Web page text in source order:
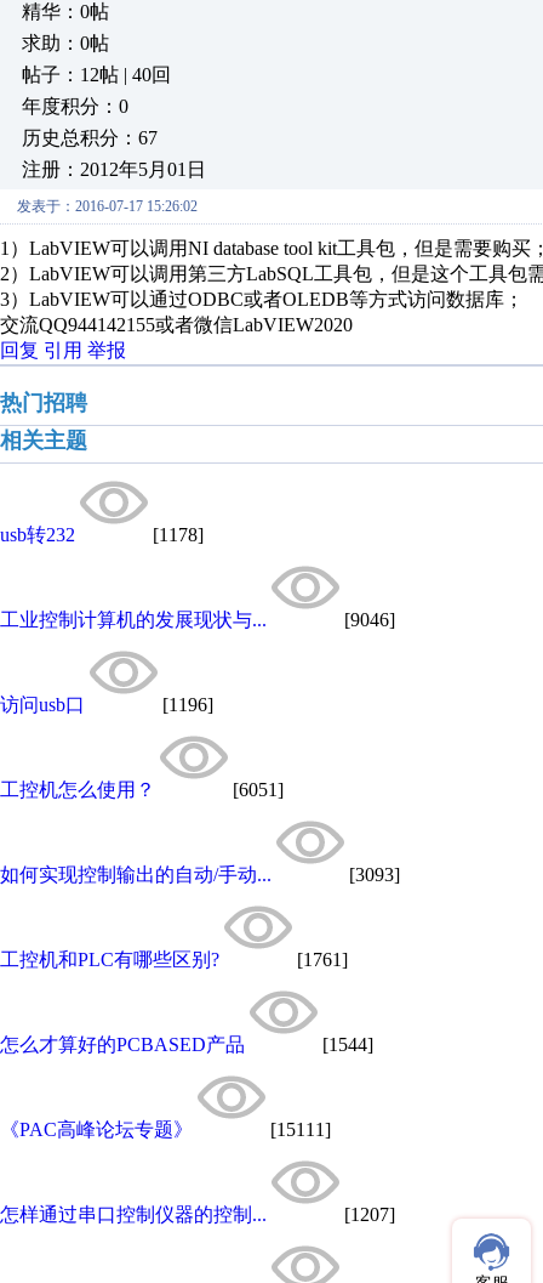
精华：0帖
求助：0帖
帖子：12帖 | 40回
年度积分：0
历史总积分：67
注册：2012年5月01日
发表于：2016-07-17 15:26:02
1）LabVIEW可以调用NI database tool kit工具包，但是需要购买
2）LabVIEW可以调用第三方LabSQL工具包，但是这个工具包
3）LabVIEW可以通过ODBC或者OLEDB等方式访问数据库；
交流QQ944142155或者微信LabVIEW2020
回复 引用 举报
热门招聘
相关主题
usb转232 [1178]
工业控制计算机的发展现状与... [9046]
访问usb口 [1196]
工控机怎么使用？ [6051]
如何实现控制输出的自动/手动... [3093]
工控机和PLC有哪些区别? [1761]
怎么才算好的PCBASED产品 [1544]
《PAC高峰论坛专题》 [15111]
怎样通过串口控制仪器的控制... [1207]